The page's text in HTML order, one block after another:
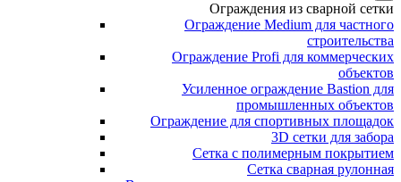
Ограждения из сварной сетки
Ограждение Medium для частного
строительства
Ограждение Profi для коммерческих
объектов
Усиленное ограждение Bastion для
промышленных объектов
Ограждение для спортивных площадок
3D сетки для забора
Сетка с полимерным покрытием
Сетка сварная рулонная